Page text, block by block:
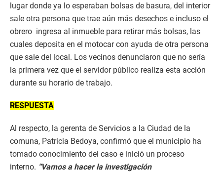
lugar donde ya lo esperaban bolsas de basura, del interior
sale otra persona que trae aún más desechos e incluso el
obrero ingresa al inmueble para retirar más bolsas, las
cuales deposita en el motocar con ayuda de otra persona
que sale del local. Los vecinos denunciaron que no sería
la primera vez que el servidor público realiza esta acción
durante su horario de trabajo.
RESPUESTA
Al respecto, la gerenta de Servicios a la Ciudad de la
comuna, Patricia Bedoya, confirmó que el municipio ha
tomado conocimiento del caso e inició un proceso
interno. “Vamos a hacer la investigación